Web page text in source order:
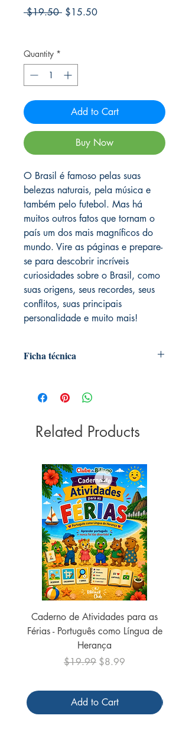
$19.50 Regular
$15.50Sale
Quantity *
Add to Cart
Buy Now
O Brasil é famoso pelas suas
belezas naturais, pela música e
também pelo futebol. Mas há
muitos outros fatos que tornam o
país um dos mais magníficos do
mundo. Vire as páginas e prepare-
se para descobrir incríveis
curiosidades sobre o Brasil, como
suas origens, seus recordes, seus
conflitos, suas principais
personalidade e muito mais!
Ficha técnica
curiosidades edição (16 junho 2021)
Idioma ‏ : ‎ Português
ISBN ‏ : ‎ 978-6555007688
Dimensões ‏ : ‎ 15.5 x 0.4 x 22.6 cm
Related Products
Caderno de Atividades para as
Férias - Português como Língua de
Herança
Regular Price
$19.99 Sale Price
$8.99
Add to Cart